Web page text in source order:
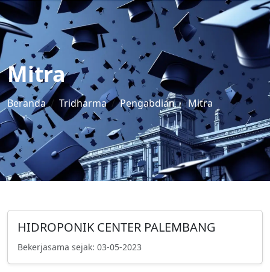
Mitra
Beranda Tridharma Pengabdian Mitra
HIDROPONIK CENTER PALEMBANG
Bekerjasama sejak: 03-05-2023